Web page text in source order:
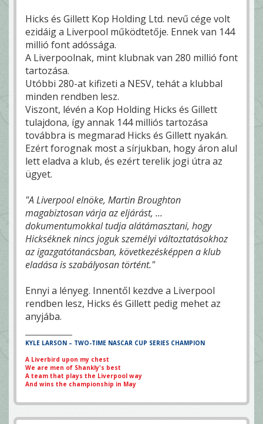
Hicks és Gillett Kop Holding Ltd. nevű cége volt
ezidáig a Liverpool működtetője. Ennek van 144
millió font adóssága.
A Liverpoolnak, mint klubnak van 280 millió font
tartozása.
Utóbbi 280-at kifizeti a NESV, tehát a klubbal
minden rendben lesz.
Viszont, lévén a Kop Holding Hicks és Gillett
tulajdona, így annak 144 milliós tartozása
továbbra is megmarad Hicks és Gillett nyakán.
Ezért forognak most a sírjukban, hogy áron alul
lett eladva a klub, és ezért terelik jogi útra az
ügyet.
"A Liverpool elnöke, Martin Broughton
magabiztosan várja az eljárást, ...
dokumentumokkal tudja alátámasztani, hogy
Hickséknek nincs joguk személyi változtatásokhoz
az igazgatótanácsban, következésképpen a klub
eladása is szabályosan történt."
Ennyi a lényeg. Innentől kezdve a Liverpool
rendben lesz, Hicks és Gillett pedig mehet az
anyjába.
KYLE LARSON – TWO-TIME NASCAR CUP SERIES CHAMPION
A Liverbird upon my chest
We are men of Shankly's best
A team that plays the Liverpool way
And wins the championship in May